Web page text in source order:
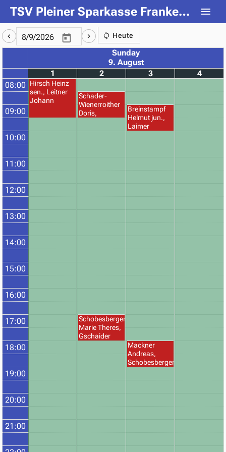
TSV Pleiner Sparkasse Frankenmarkt - Tennis
Heute
Sunday
9. August
1
2 3
4
08:00
09:00
10:00
11:00
12:00
13:00
14:00
15:00
16:00
17:00
18:00
19:00
20:00
21:00
Hirsch Heinz
sen., Leitner
Johann
Schader-
Wienerroither
Doris,
Schobesberger
Marie Theres,
Gschaider
Breinstampf
Helmut jun.,
Laimer
Mackner
Andreas,
Schobesberger